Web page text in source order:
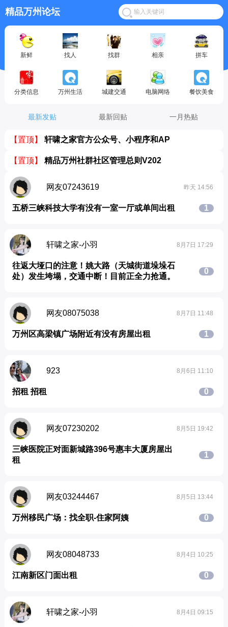
精品万州论坛
新鲜 找人 找群 相亲 拼车
分类信息 万州生活 城建交通 电脑网络 餐饮美食
最新发贴 最新回贴 一月热贴
【置顶】 轩啸之家官方公众号、小程序和AP
【置顶】 精品万州社群社区管理总则V202
网友07243619 昨天 14:56
五桥三峡科技大学有没有一室一厅或单间出租 1
轩啸之家-小羽 8月7日 17:29
往返大垭口的注意！姚大路（天城街道垛垛石
处）发生垮塌，交通中断！目前正全力抢通。
0
网友08075038 8月7日 11:48
万州区高梁镇广场附近有没有房屋出租 1
923 8月6日 11:10
招租 招租 0
网友07230202 8月5日 19:42
三峡医院正对面新城路396号惠丰大厦房屋出
租
1
网友03244467 8月5日 13:44
万州移民广场：找全职-住家阿姨 0
网友08048733 8月4日 10:25
江南新区门面出租 0
轩啸之家-小羽 8月4日 09:15